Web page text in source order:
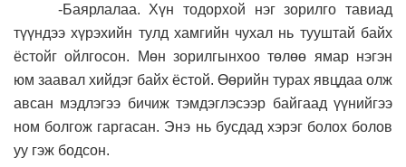
-Баярлалаа. Хүн тодорхой нэг зорилго тавиад
түүндээ хүрэхийн тулд хамгийн чухал нь тууштай байх
ёстойг ойлгосон. Мөн зорилгынхоо төлөө ямар нэгэн
юм заавал хийдэг байх ёстой. Өөрийн турах явцдаа олж
авсан мэдлэгээ бичиж тэмдэглэсээр байгаад үүнийгээ
ном болгож гаргасан. Энэ нь бусдад хэрэг болох болов
уу гэж бодсон.